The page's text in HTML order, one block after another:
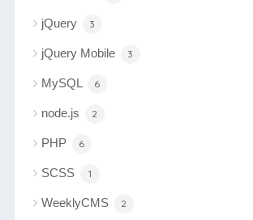
jQuery 3
jQuery Mobile 3
MySQL 6
node.js 2
PHP 6
SCSS 1
WeeklyCMS 2